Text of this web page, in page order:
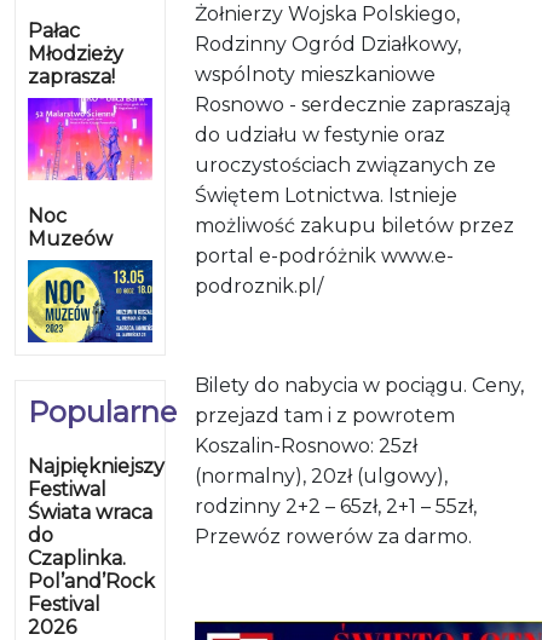
Pałac
Młodzieży
zaprasza!
Noc
Muzeów
Popularne
Najpiękniejszy
Festiwal
Świata wraca
do
Czaplinka.
Pol’and’Rock
Festival
2026
Żołnierzy Wojska Polskiego,
Rodzinny Ogród Działkowy,
wspólnoty mieszkaniowe
Rosnowo - serdecznie zapraszają
do udziału w festynie oraz
uroczystościach związanych ze
Świętem Lotnictwa. Istnieje
możliwość zakupu biletów przez
portal e-podróżnik www.e-
podroznik.pl/
Bilety do nabycia w pociągu. Ceny,
przejazd tam i z powrotem
Koszalin-Rosnowo: 25zł
(normalny), 20zł (ulgowy),
rodzinny 2+2 – 65zł, 2+1 – 55zł,
Przewóz rowerów za darmo.